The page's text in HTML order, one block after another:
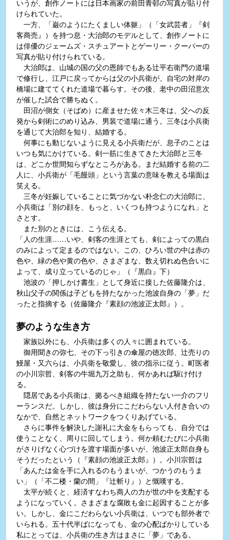
いうが、創作ノートには日本画家の前田青邨の写真が貼り付
けられていた。
一方、「巌のようにたくましい体躯」（「女武芸者」『剣
客商売』）を持つ息・大治郎のモデルとして、創作ノートに
は俳優のジェームズ・スチュアートとゲーリー・クーパーの
写真が貼り付けられている。
大治郎は、山城の国の父の恩師でもある辻平右衛門の道場
で修行し、江戸に戻ってからは父の小兵衛が、自宅の対岸の
橋場に建ててくれた道場で暮らす。その後、老中の田沼意次
が催した試合で勝ちぬく。
田沼が側女（そばめ）に産ませた佐々木三冬は、父への反
発から剣術にのめり込み、男装で道場に通う。三冬は小兵衛
を通じて大治郎を知り、結婚する。
何事にも動じないように見える小兵衛だが、息子のことは
いつも気にかけている。剣一筋に生きてきた大治郎と三冬
は、どこか世間知らずなところがある。まだ結婚する前の二
人に、小兵衛が「毛饅頭」という言葉の意味を教える場面は
笑える。
三冬が妊娠していることに気づかない朴念仁の大治郎に、
小兵衛は「別の顔を、もっと、いくつも持つようになれ」と
さとす。
また別のときには、こう伝える。
「人の生涯……いや、剣客の生涯とても、剣によっての黒白
のみによって定まるのではない。この、ひろい世の中は赤の
色や、緑の色や黄の色や、さまざまな、数え切れぬ色合いに
よって、成り立っているのじゃ」（『黒白』下）
池波の「押しかけ書生」として身近に接した佐藤隆介は、
秋山父子の関係は子どもを持たなかった池波自身の「夢」だ
ったと指摘する（佐藤隆介『素顔の池波正太郎』）。
夢のような生き方
家族以外にも、小兵衛は多くの人々に囲まれている。
御用聞きの弥七、その下っ引きの傘屋の徳次郎、辻売りの
鰻屋・又六らは、小兵衛を敬愛し、彼の指示に従う。町医者
の小川宗哲、剣客の牛堀九万之助も、何かあれば駆け付け
る。
隠居である小兵衛は、拠るべき組織を持たない一介のフリ
ーランスだ。しかし、彼は身分にこだわらない人付き合いの
なかで、自然とネットワークをつくりあげている。
さらに事件を解決した謝礼に大金をもらっても、自分では
使うことなく、周りに回してしまう。何か頼むたびに小兵衛
がさりげなく心づけを渡す場面が多いが、池波正太郎自身も
そうだったという（『素顔の池波正太郎』）。小川宗哲は
「あんたは金を手に入れるのもうまいが、つかうのもうま
い」（「不二楼・蘭の間」『辻斬り』）と慨嘆する。
太平が続くと、経済すなわち商人の力が世の中を支配する
ようになっていく。さまざまな腐敗も金に起因することが多
い。しかし、金にこだわらない小兵衛は、いつでも部外者で
いられる。五十代半ばになっても、金の心配ばかりしている
私にとっては、小兵衛の生き方はまさに「夢」である。